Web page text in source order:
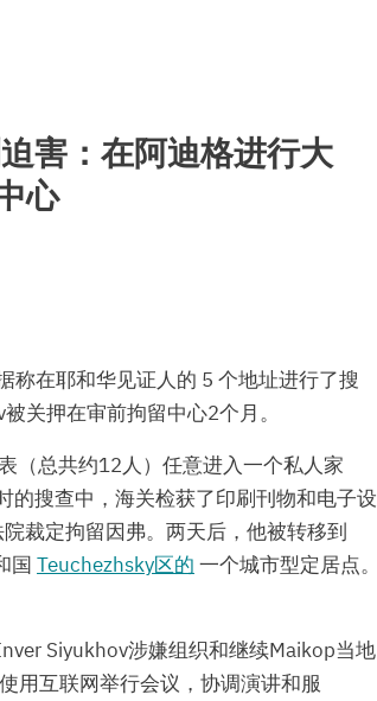
害：在阿迪格进行大
心
称在耶和华见证人的 5 个地址进行了搜
关押在审前拘留中心2个月。
（总共约12人）任意进入一个私人家
搜查中，海关检获了印刷刊物和电子设
裁定拘留因弗。两天后，他被转移到
国 Teuchezhsky区的 一个城市型定居点。
Siyukhov涉嫌组织和继续Maikop当地
用互联网举行会议，协调演讲和服